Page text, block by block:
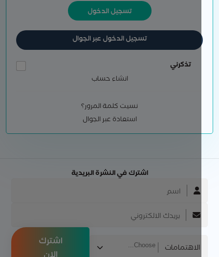
تسجيل الدخول
تسجيل الدخول عبر الجوال
تذكرني
انشاء حساب
نسيت كلمة المرور؟
استعادة عبر الجوال
اشترك في النشرة البريدية
الاهتمامات
اشترك